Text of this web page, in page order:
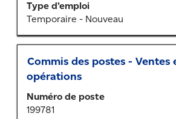
Type d’emploi
Temporaire - Nouveau
renseignements
sur
l’emploi.
Titre
Commis des postes - Ventes
opérations
Numéro de poste
199781
Sélectionner
au
moyen
de
la